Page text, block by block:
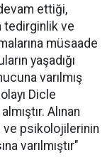
ettiği,
tedirginlik ve
müsaade
yaşadığı
varılmış
Dicle
Alınan
ve psikolojilerinin
varılmıştır"